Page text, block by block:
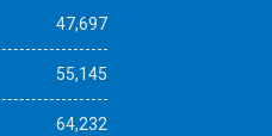
47,697
55,145
64,232